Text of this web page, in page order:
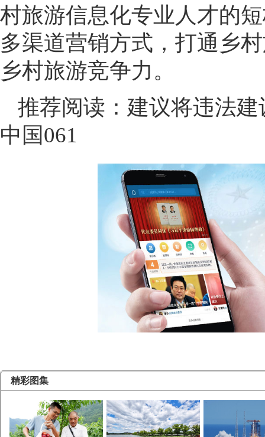
村旅游信息化专业人才的
多渠道营销方式，打通乡
乡村旅游竞争力。
推荐阅读： 建议将违法建
中国061